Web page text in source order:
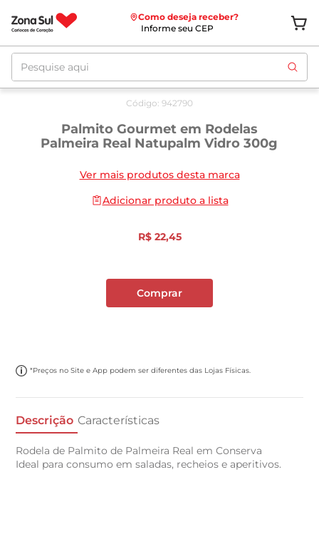
Como deseja receber?
Informe seu CEP
Pesquise aqui
Código: 942790
Palmito Gourmet em Rodelas
Palmeira Real Natupalm Vidro 300g
Ver mais produtos desta marca
Adicionar produto a lista
R$ 22,45
Comprar
*Preços no Site e App podem ser diferentes das Lojas Físicas.
Descrição Características
Rodela de Palmito de Palmeira Real em Conserva
Ideal para consumo em saladas, recheios e aperitivos.